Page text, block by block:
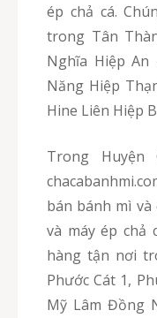
ép chả cá.
trong Tân
Nghĩa Hiệp
Năng Hiệp
Hine Liên Hiệp
Trong Huyện Cát Tiên của Lâm Đồng,
bán bánh mì và
và máy ép chả
hàng tận nơi
Phước Cát 1,
Mỹ Lâm Đồng